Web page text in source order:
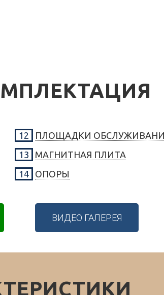
12
ПЛОЩАДКИ
13
МАГНИТНАЯ ПЛИТА
14
ОПОРЫ
ВИДЕО ГАЛЕРЕЯ